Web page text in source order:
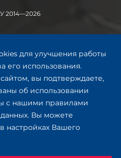
для улучшения работы
его использования.
вы подтверждаете,
об использовании
с нашими правилами
Вы можете
настройках Вашего
2014—2026
Самара
связь
комиссия